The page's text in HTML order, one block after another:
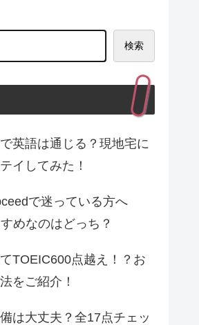
検索
英語は通じる？現地宅に
イしてみた！
で迷っている方へ
めなのはどっち？
TOEIC600点越え！？お
をご紹介！
は大丈夫？全17点チェッ